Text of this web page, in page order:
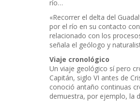
río…
«Recorrer el delta del
por el río en su contacto
relacionado con los
señala el geólogo y
Viaje cronológico
Un viaje geológico sí pero
Capitán, siglo VI antes de
conoció antaño continuas
demuestra, por ejemplo, la